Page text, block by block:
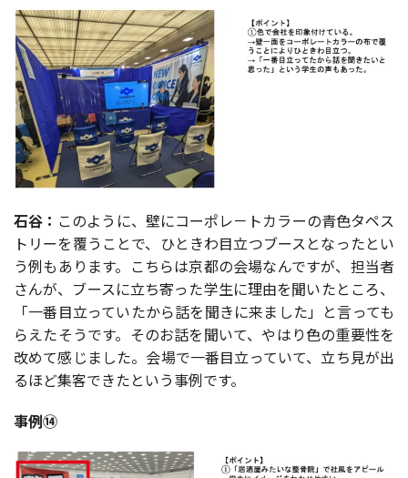
石谷： このように、壁にコーポレ－トカラーの青色タペス
トリーを覆うことで、ひときわ目立つブースとなったとい
う例もあります。こちらは京都の会場なんですが、担当者
さんが、ブースに立ち寄った学生に理由を聞いたところ、
「一番目立っていたから話を聞きに来ました」と言っても
らえたそうです。そのお話を聞いて、やはり色の重要性を
改めて感じました。会場で一番目立っていて、立ち見が出
るほど集客できたという事例です。
事例⑭